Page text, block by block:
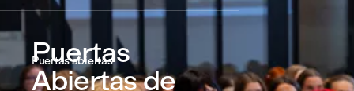
Puertas abiertas
Puertas
Abiertas de